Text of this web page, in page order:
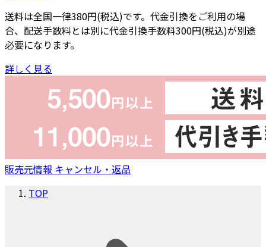
送料は全国一律380円(税込)です。代金引換をご利用の場
合、配送手数料とは別に代金引換手数料300円(税込)が別途
必要になります。
詳しく見る
販売元情報 キャンセル・返品
TOP